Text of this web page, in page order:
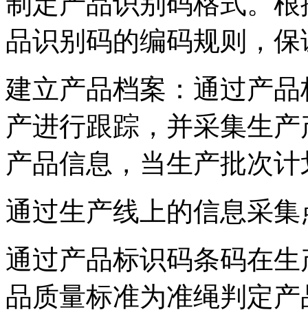
品识别码的编码规则，
建立产品档案：通过产
产进行跟踪，并采集生
产品信息，当生产批次
通过生产线上的信息采
通过产品标识码条码在
品质量标准为准绳判定